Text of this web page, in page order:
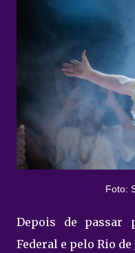
Foto:
Depois de passar
Federal e pelo Rio